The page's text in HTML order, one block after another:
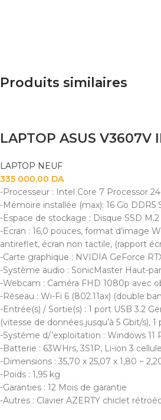
Produits similaires
LAPTOP NEUF
335 000,00 DA
-Processeur : Intel Core 7 Processor
-Mémoire installée (max): 16 Go
-Espace de stockage : Disque SSD
-Ecran : 16,0 pouces, format d’image
antireflet, écran non tactile, (rapport
-Carte graphique : NVIDIA GeForce
-Système audio : SonicMaster Haut-
-Webcam : Caméra FHD 1080p avec
-Réseau : Wi-Fi 6 (802.11ax) (double
-Entrée(s) / Sortie(s) : 1 port USB 3.2
(vitesse de données jusqu’à 5 Gbit/s),
-Systéme d/’exploitation : Windows 11
-Batterie : 63WHrs, 3S1P, Li-ion 3
-Dimensions : 35,70 x 25,07 x 1,80 ~
-Poids : 1,95 kg
-Garanties : 12 Mois de garantie
-Autres : Clavier AZERTY chiclet